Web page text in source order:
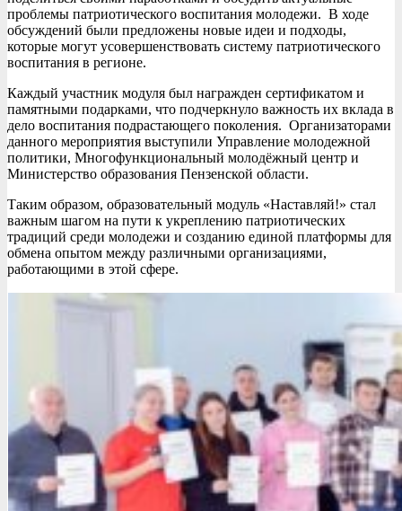
проблемы патриотического воспитания молодежи. В ходе
обсуждений были предложены новые идеи и подходы,
которые могут усовершенствовать систему патриотического
воспитания в регионе.
Каждый участник модуля был награжден сертификатом и
памятными подарками, что подчеркнуло важность их вклада в
дело воспитания подрастающего поколения. Организаторами
данного мероприятия выступили Управление молодежной
политики, Многофункциональный молодёжный центр и
Министерство образования Пензенской области.
Таким образом, образовательный модуль «Наставляй!» стал
важным шагом на пути к укреплению патриотических
традиций среди молодежи и созданию единой платформы для
обмена опытом между различными организациями,
работающими в этой сфере.